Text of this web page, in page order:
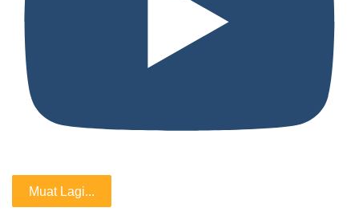
Muat Lagi...